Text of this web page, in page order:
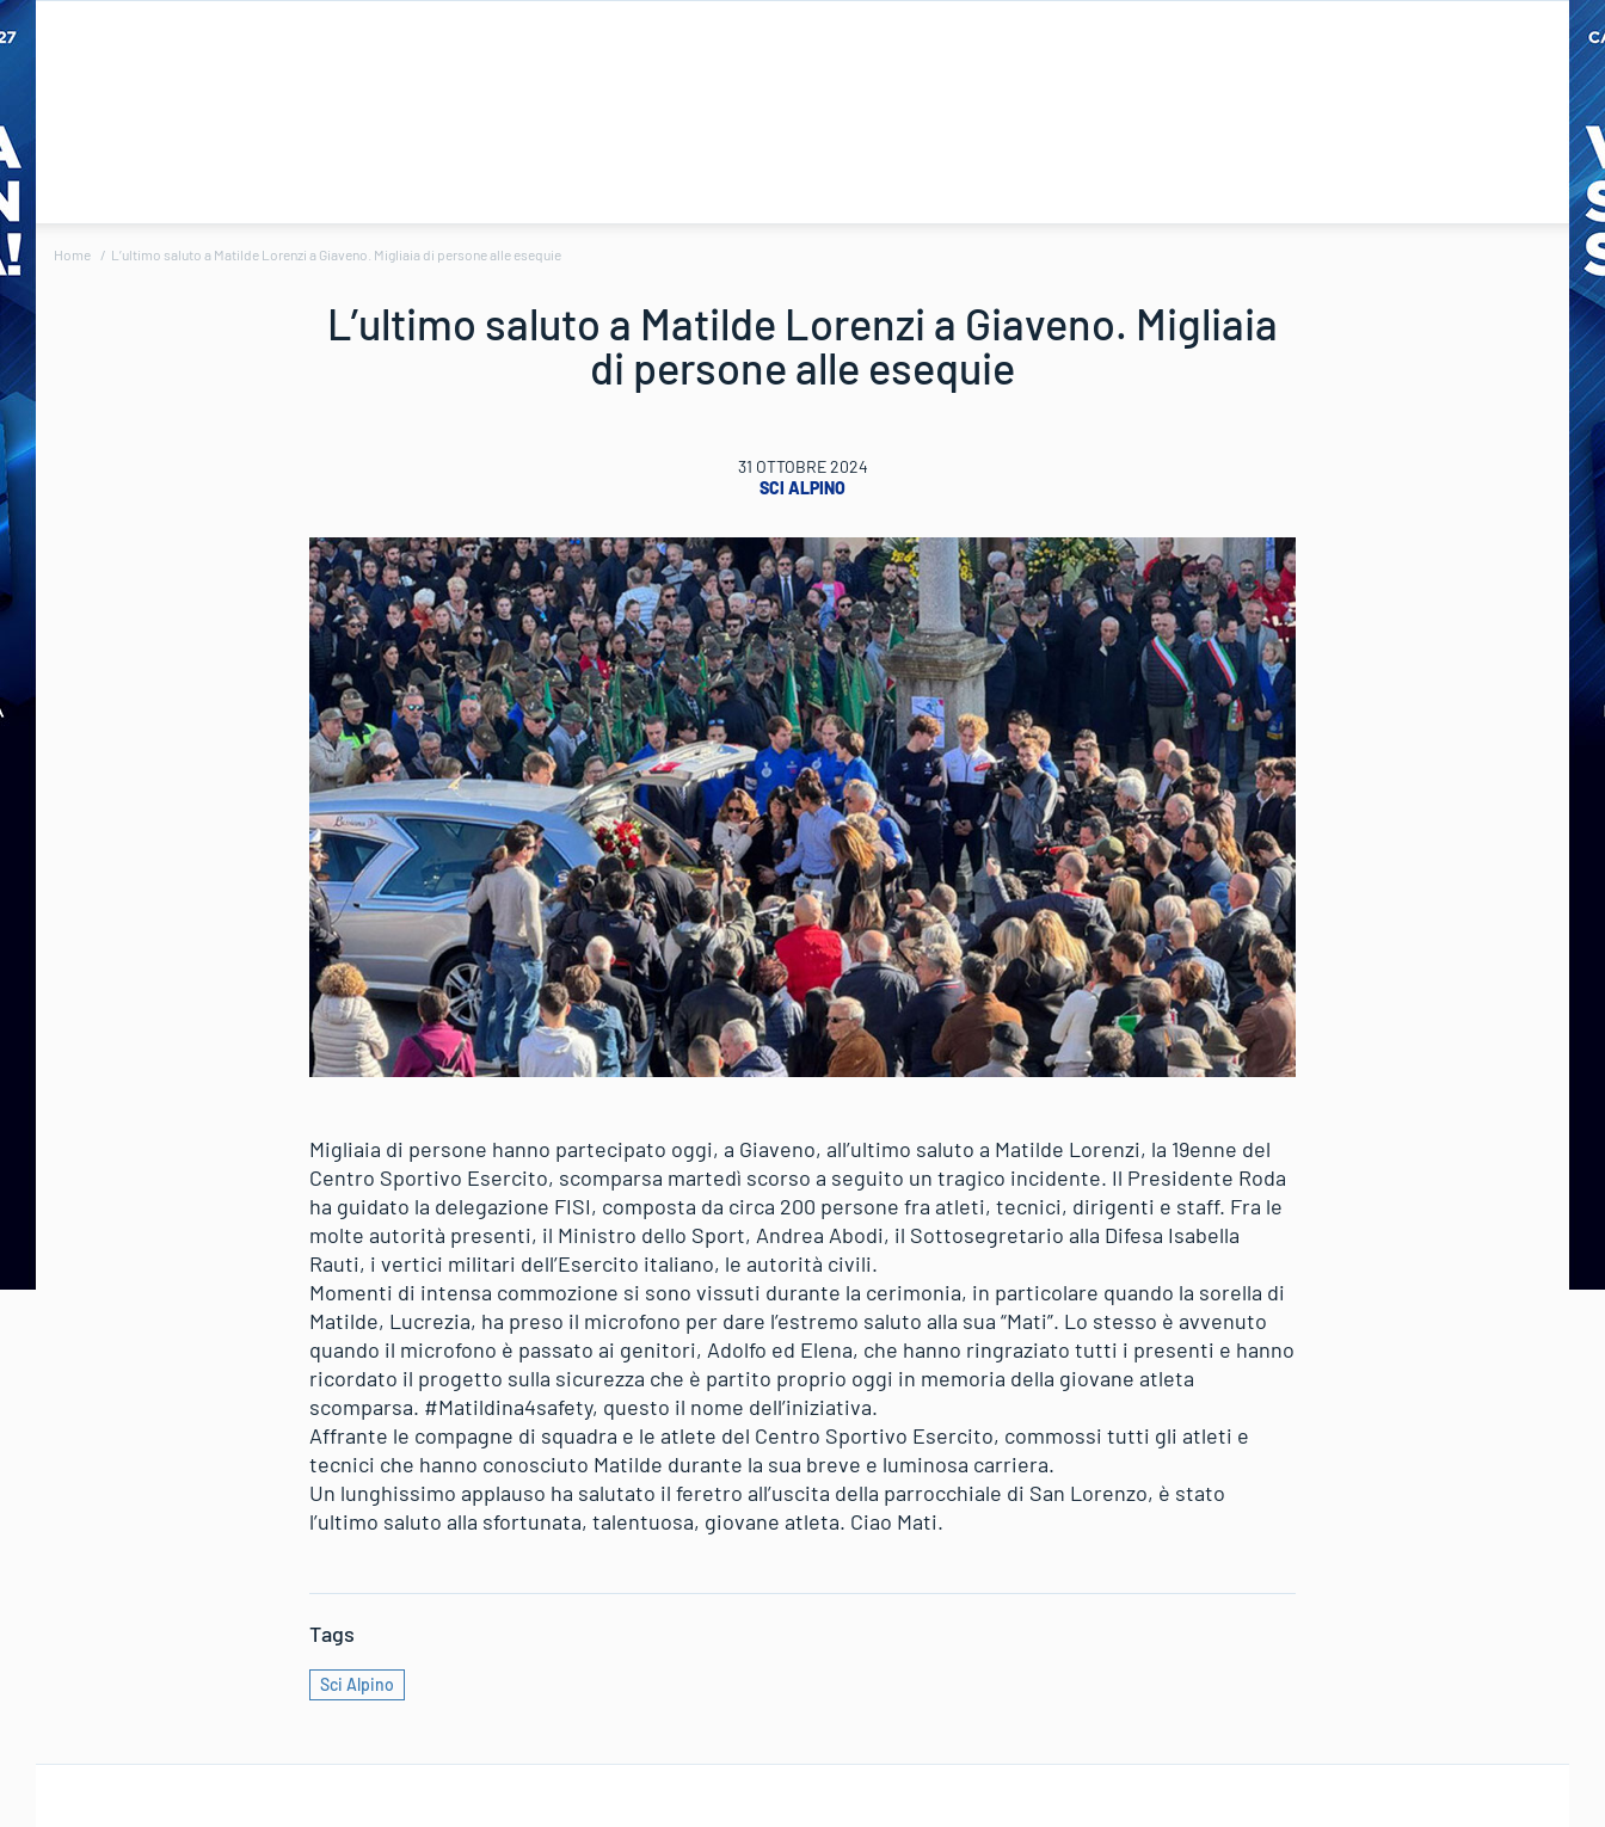
Home L’ultimo saluto a Matilde Lorenzi a Giaveno. Migliaia di persone alle esequie
L’ultimo saluto a Matilde Lorenzi a Giaveno. Migliaia
di persone alle esequie
31 OTTOBRE 2024
SCI ALPINO
Migliaia di persone hanno partecipato oggi, a Giaveno, all’ultimo saluto a Matilde Lorenzi, la 19enne del
Centro Sportivo Esercito, scomparsa martedì scorso a seguito un tragico incidente. Il Presidente Roda
ha guidato la delegazione FISI, composta da circa 200 persone fra atleti, tecnici, dirigenti e staff. Fra le
molte autorità presenti, il Ministro dello Sport, Andrea Abodi, il Sottosegretario alla Difesa Isabella
Rauti, i vertici militari dell’Esercito italiano, le autorità civili.
Momenti di intensa commozione si sono vissuti durante la cerimonia, in particolare quando la sorella di
Matilde, Lucrezia, ha preso il microfono per dare l’estremo saluto alla sua “Mati”. Lo stesso è avvenuto
quando il microfono è passato ai genitori, Adolfo ed Elena, che hanno ringraziato tutti i presenti e hanno
ricordato il progetto sulla sicurezza che è partito proprio oggi in memoria della giovane atleta
scomparsa. #Matildina4safety, questo il nome dell’iniziativa.
Affrante le compagne di squadra e le atlete del Centro Sportivo Esercito, commossi tutti gli atleti e
tecnici che hanno conosciuto Matilde durante la sua breve e luminosa carriera.
Un lunghissimo applauso ha salutato il feretro all’uscita della parrocchiale di San Lorenzo, è stato
l’ultimo saluto alla sfortunata, talentuosa, giovane atleta. Ciao Mati.
Tags
Sci Alpino